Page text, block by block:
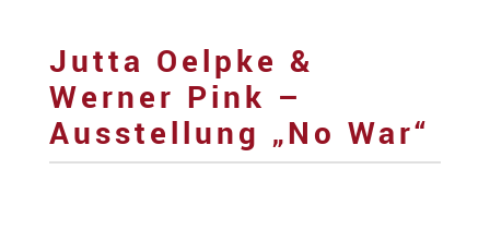
Jutta Oelpke &
Werner Pink –
Ausstellung „No War“